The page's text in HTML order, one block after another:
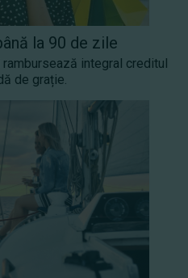
la 90 de zile
integral creditul
de grație.